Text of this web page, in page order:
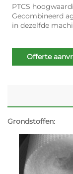
PTCS
Gecombineerd
in dezelfde
Offerte
Grondstoffen: